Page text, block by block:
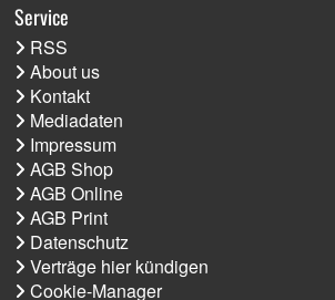
Service
RSS
About us
Kontakt
Mediadaten
Impressum
AGB Shop
AGB Online
AGB Print
Datenschutz
Verträge hier kündigen
Cookie-Manager